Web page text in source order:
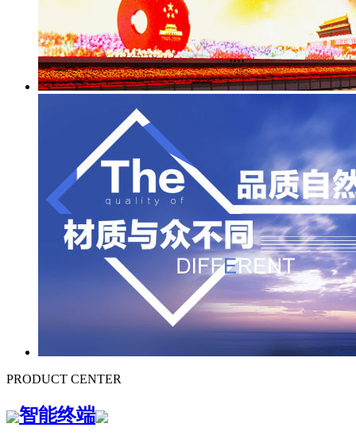
PRODUCT CENTER
智能终端